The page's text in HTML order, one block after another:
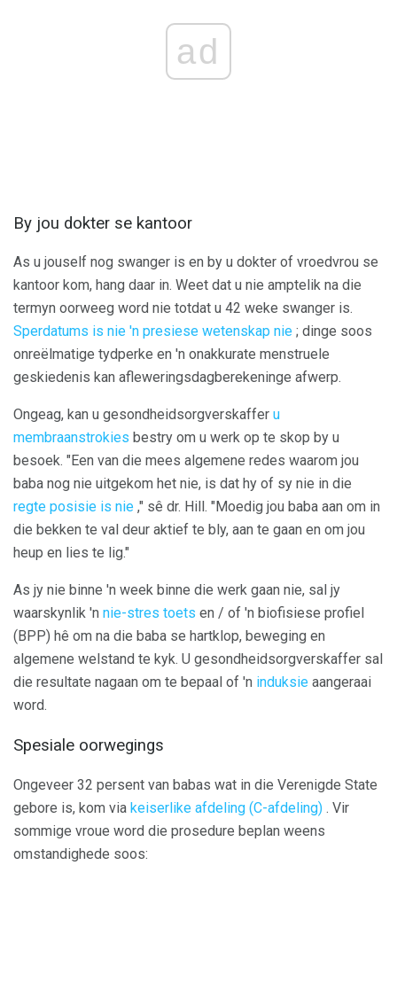
ad
By jou dokter se kantoor
As u jouself nog swanger is en by u dokter of vroedvrou se
kantoor kom, hang daar in. Weet dat u nie amptelik na die
termyn oorweeg word nie totdat u 42 weke swanger is.
Sperdatums is nie 'n presiese wetenskap nie ; dinge soos
onreëlmatige tydperke en 'n onakkurate menstruele
geskiedenis kan afleweringsdagberekeninge afwerp.
Ongeag, kan u gesondheidsorgverskaffer u
membraanstrokies bestry om u werk op te skop by u
besoek. "Een van die mees algemene redes waarom jou
baba nog nie uitgekom het nie, is dat hy of sy nie in die
regte posisie is nie ," sê dr. Hill. "Moedig jou baba aan om in
die bekken te val deur aktief te bly, aan te gaan en om jou
heup en lies te lig."
As jy nie binne 'n week binne die werk gaan nie, sal jy
waarskynlik 'n nie-stres toets en / of 'n biofisiese profiel
(BPP) hê om na die baba se hartklop, beweging en
algemene welstand te kyk. U gesondheidsorgverskaffer sal
die resultate nagaan om te bepaal of 'n induksie aangeraai
word.
Spesiale oorwegings
Ongeveer 32 persent van babas wat in die Verenigde State
gebore is, kom via keiserlike afdeling (C-afdeling) . Vir
sommige vroue word die prosedure beplan weens
omstandighede soos: